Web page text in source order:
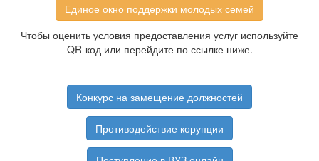
Единое окно поддержки молодых семей
Чтобы оценить условия предоставления услуг используйте
QR-код или перейдите по ссылке ниже.
Конкурс на замещение должностей
Противодействие корупции